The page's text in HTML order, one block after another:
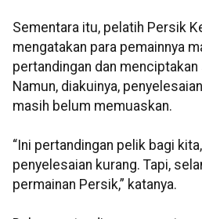
Sementara itu, pelatih Persik
mengatakan para pemainnya
pertandingan dan
Namun, diakuinya,
masih belum memuaskan.
“Ini pertandingan pelik bagi
penyelesaian kurang. Tapi,
permainan Persik,” katanya.